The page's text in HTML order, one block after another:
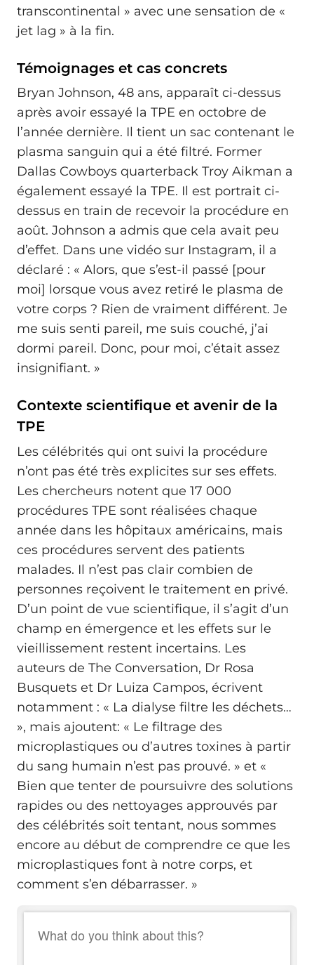
transcontinental » avec une sensation de «
jet lag » à la fin.
Témoignages et cas concrets
Bryan Johnson, 48 ans, apparaît ci-dessus
après avoir essayé la TPE en octobre de
l’année dernière. Il tient un sac contenant le
plasma sanguin qui a été filtré. Former
Dallas Cowboys quarterback Troy Aikman a
également essayé la TPE. Il est portrait ci-
dessus en train de recevoir la procédure en
août. Johnson a admis que cela avait peu
d’effet. Dans une vidéo sur Instagram, il a
déclaré : « Alors, que s’est‑il passé [pour
moi] lorsque vous avez retiré le plasma de
votre corps ? Rien de vraiment différent. Je
me suis senti pareil, me suis couché, j’ai
dormi pareil. Donc, pour moi, c’était assez
insignifiant. »
Contexte scientifique et avenir de la
TPE
Les célébrités qui ont suivi la procédure
n’ont pas été très explicites sur ses effets.
Les chercheurs notent que 17 000
procédures TPE sont réalisées chaque
année dans les hôpitaux américains, mais
ces procédures servent des patients
malades. Il n’est pas clair combien de
personnes reçoivent le traitement en privé.
D’un point de vue scientifique, il s’agit d’un
champ en émergence et les effets sur le
vieillissement restent incertains. Les
auteurs de The Conversation, Dr Rosa
Busquets et Dr Luiza Campos, écrivent
notamment : « La dialyse filtre les déchets…
», mais ajoutent: « Le filtrage des
microplastiques ou d’autres toxines à partir
du sang humain n’est pas prouvé. » et «
Bien que tenter de poursuivre des solutions
rapides ou des nettoyages approuvés par
des célébrités soit tentant, nous sommes
encore au début de comprendre ce que les
microplastiques font à notre corps, et
comment s’en débarrasser. »